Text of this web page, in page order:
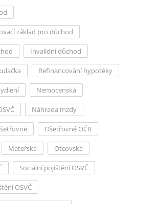
základ pro důchod
Invalidní důchod
Refinancování hypotéky
Nemocenská
Náhrada mzdy
Ošetřovné OČR
Mateřská Otcovská
Sociální pojištění OSVČ
OSVČ